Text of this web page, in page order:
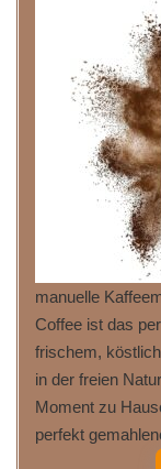
manuelle
Coffee ist das
frischem,
in der freien
Moment zu
perfekt